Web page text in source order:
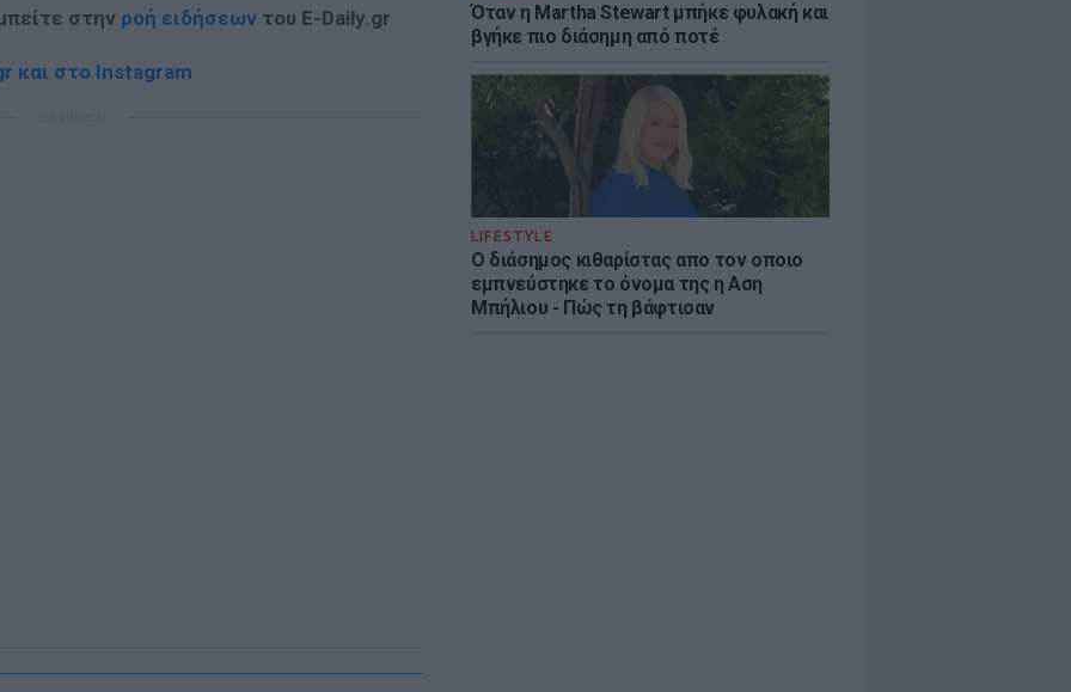
Όταν η Martha Stewart μπήκε φυλακή και
βγήκε πιο διάσημη από ποτέ
LIFESTYLE
Ο διάσημος κιθαρίστας απο τον οποιο
εμπνεύστηκε το όνομα της η Αση
Μπήλιου - Πώς τη βάφτισαν
στην ροή ειδήσεων του E-Daily.gr
και στο Instagram